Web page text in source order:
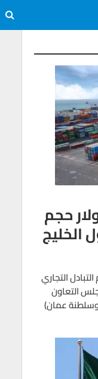
دولار حجم
الخليج
التجاري
التعاون
وسلطنة عمان)